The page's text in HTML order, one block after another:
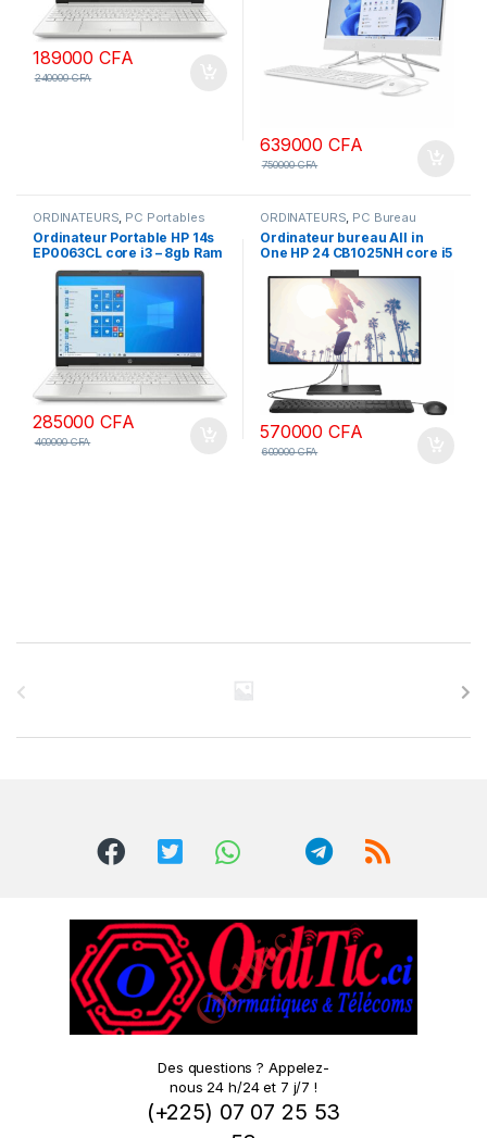
189000CFA
240000CFA
639000CFA
750000CFA
ORDINATEURS, PC Portables
Ordinateur Portable HP 14s
EP0063CL core i3 – 8gb Ram
ddr4 – 512 SSD – 14 Pouces,
clavier rétroéclairé, carte
graphique
285000CFA
400000CFA
ORDINATEURS, PC Bureau
Ordinateur bureau All in
One HP 24 CB1025NH core i5
8gb Ram 512 SSD écran 24
pouces, non tactile 12ème
génération
570000CFA
600000CFA
Des questions ? Appelez-
nous 24 h/24 et 7 j/7 !
(+225) 07 07 25 53